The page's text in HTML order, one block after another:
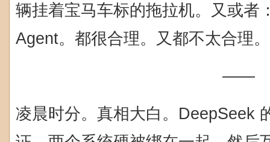
辆挂着宝马车标的拖拉机。又或者
Agent。都很合理。又都不太合理。
——
凌晨时分。真相大白。DeepSeek